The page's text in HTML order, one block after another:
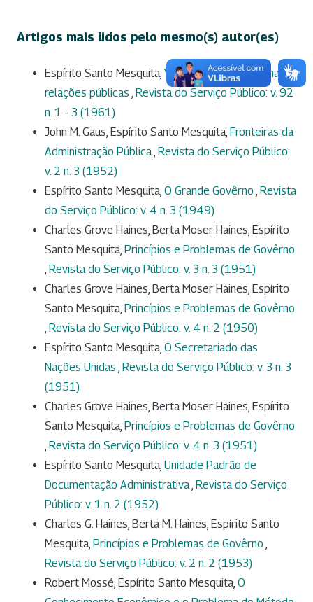
Artigos mais lidos pelo mesmo(s) autor(es)
Espírito Santo Mesquita, Variações sobre o tema:
relações públicas Revista do Serviço Público: v. 92
n. 1 - 3 (1961)
John M. Gaus, Espírito Santo Mesquita, Fronteiras da
Administração Pública Revista do Serviço Público:
v. 2 n. 3 (1952)
Espírito Santo Mesquita, O Grande Govêrno Revista
do Serviço Público: v. 4 n. 3 (1949)
Charles Grove Haines, Berta Moser Haines, Espírito
Santo Mesquita, Princípios e Problemas de Govêrno
Revista do Serviço Público: v. 3 n. 3 (1951)
Charles Grove Haines, Berta Moser Haines, Espírito
Santo Mesquita, Princípios e Problemas de Govêrno
Revista do Serviço Público: v. 4 n. 2 (1950)
Espírito Santo Mesquita, O Secretariado das
Nações Unidas Revista do Serviço Público: v. 3 n. 3
(1951)
Charles Grove Haines, Berta Moser Haines, Espírito
Santo Mesquita, Princípios e Problemas de Govêrno
Revista do Serviço Público: v. 4 n. 3 (1951)
Espírito Santo Mesquita, Unidade Padrão de
Documentação Administrativa Revista do Serviço
Público: v. 1 n. 2 (1952)
Charles G. Haines, Berta M. Haines, Espírito Santo
Mesquita, Princípios e Problemas de Govêrno
Revista do Serviço Público: v. 2 n. 2 (1953)
Robert Mossé, Espírito Santo Mesquita, O